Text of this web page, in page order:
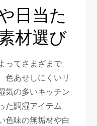
日当た
材選び
ってさまざまで
色あせしにくいリ
気の多いキッチン
た調湿アイテム
色味の無垢材や白